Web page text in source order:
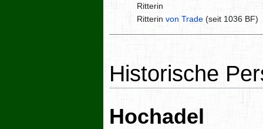
Ritterin
Ritterin von Trade (seit 1036 BF)
Historische
Hochadel